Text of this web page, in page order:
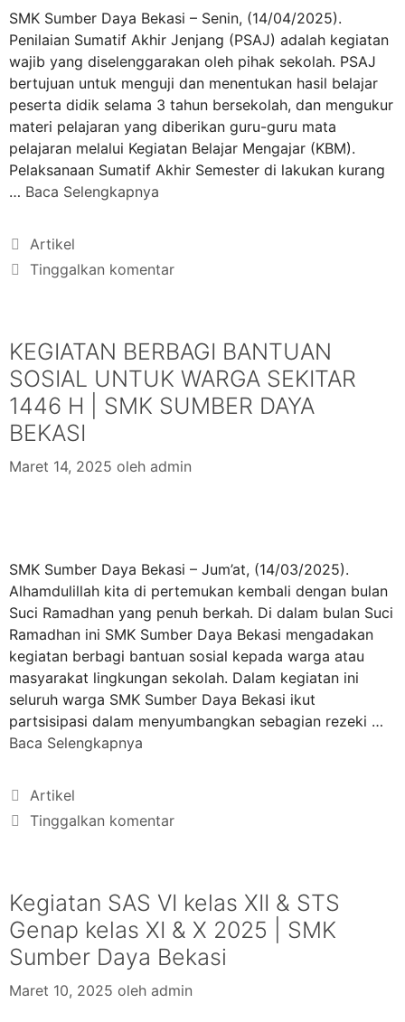
SMK Sumber Daya Bekasi – Senin, (14/04/2025).
Penilaian Sumatif Akhir Jenjang (PSAJ) adalah kegiatan
wajib yang diselenggarakan oleh pihak sekolah. PSAJ
bertujuan untuk menguji dan menentukan hasil belajar
peserta didik selama 3 tahun bersekolah, dan mengukur
materi pelajaran yang diberikan guru-guru mata
pelajaran melalui Kegiatan Belajar Mengajar (KBM).
Pelaksanaan Sumatif Akhir Semester di lakukan kurang
… Baca Selengkapnya
Artikel
Tinggalkan komentar
KEGIATAN BERBAGI BANTUAN
SOSIAL UNTUK WARGA SEKITAR
1446 H | SMK SUMBER DAYA
BEKASI
Maret 14, 2025 oleh admin
SMK Sumber Daya Bekasi – Jum’at, (14/03/2025).
Alhamdulillah kita di pertemukan kembali dengan bulan
Suci Ramadhan yang penuh berkah. Di dalam bulan Suci
Ramadhan ini SMK Sumber Daya Bekasi mengadakan
kegiatan berbagi bantuan sosial kepada warga atau
masyarakat lingkungan sekolah. Dalam kegiatan ini
seluruh warga SMK Sumber Daya Bekasi ikut
partsisipasi dalam menyumbangkan sebagian rezeki …
Baca Selengkapnya
Artikel
Tinggalkan komentar
Kegiatan SAS VI kelas XII & STS
Genap kelas XI & X 2025 | SMK
Sumber Daya Bekasi
Maret 10, 2025 oleh admin